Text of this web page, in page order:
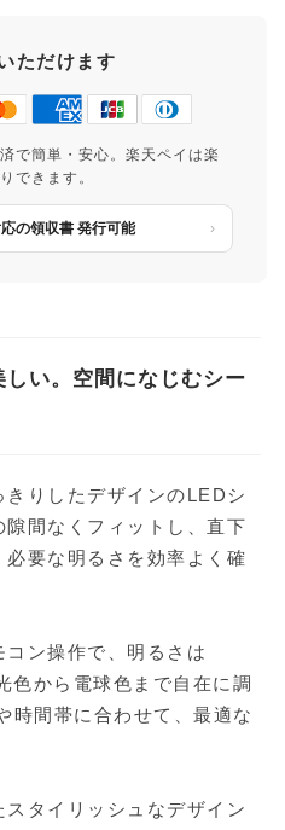
ただけます
で簡単・安心。楽天ペイは楽
できます。
の領収書 発行可能
い。空間になじむシー
りしたデザインのLEDシ
間なくフィットし、直下
要な明るさを効率よく確
ン操作で、明るさは
色から電球色まで自在に調
時間帯に合わせて、最適な
タイリッシュなデザイン